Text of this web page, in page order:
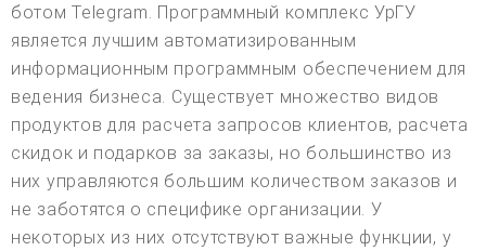
ботом Telegram. Программный комплекс УрГУ
является лучшим автоматизированным
информационным программным обеспечением для
ведения бизнеса. Существует множество видов
продуктов для расчета запросов клиентов, расчета
скидок и подарков за заказы, но большинство из
них управляются большим количеством заказов и
не заботятся о специфике организации. У
некоторых из них отсутствуют важные функции, у